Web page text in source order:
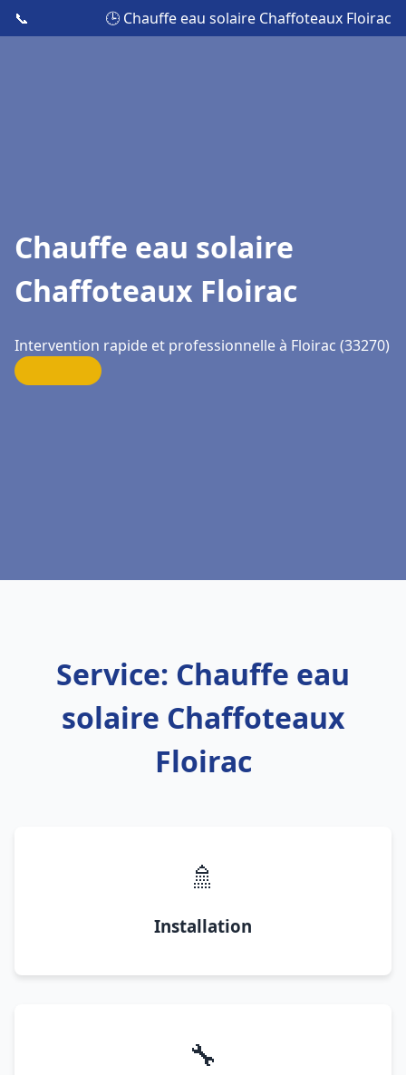
📞 🕒 Chauffe eau solaire Chaffoteaux Floirac
Chauffe eau solaire
Chaffoteaux Floirac
Intervention rapide et professionnelle à Floirac (33270)
Service: Chauffe eau
solaire Chaffoteaux
Floirac
🚿
Installation
🔧